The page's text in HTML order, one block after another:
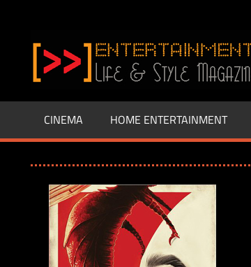
springenBase.de
CINEMA HOME ENTERTAINMENT